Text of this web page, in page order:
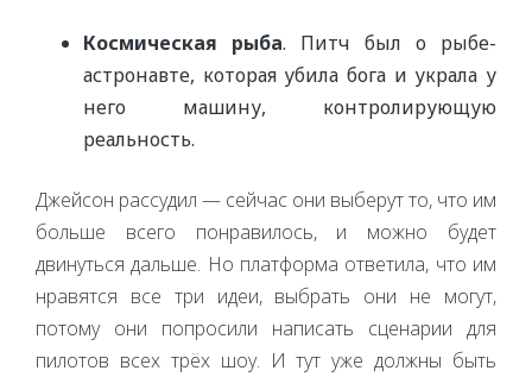
Космическая рыба. Питч был о рыбе-
астронавте, которая убила бога и украла у
него машину, контролирующую
реальность.
Джейсон рассудил — сейчас они выберут то, что им
больше всего понравилось, и можно будет
двинуться дальше. Но платформа ответила, что им
нравятся все три идеи, выбрать они не могут,
потому они попросили написать сценарии для
пилотов всех трёх шоу. И тут уже должны быть